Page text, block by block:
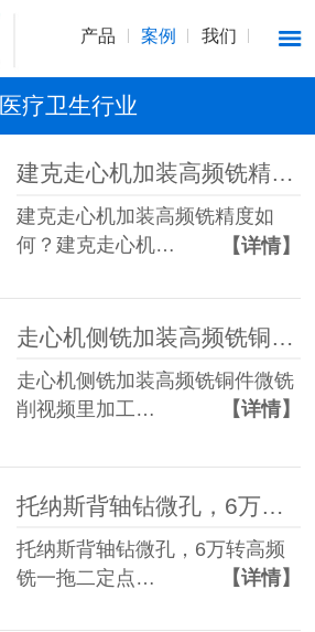
产品 案例 我们
医疗卫生行业
建克走心机加装高频铣精度如何？
建克走心机加装高频铣精度如
何？建克走心机…
【详情】
走心机侧铣加装高频铣铜件微铣削
走心机侧铣加装高频铣铜件微铣
削视频里加工…
【详情】
托纳斯背轴钻微孔，6万转高频铣一拖二定点钻孔
托纳斯背轴钻微孔，6万转高频
铣一拖二定点…
【详情】